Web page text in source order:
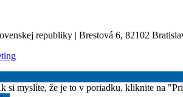
republiky | Brestová 6, 82102
si myslíte, že je to v poriadku, kliknite na